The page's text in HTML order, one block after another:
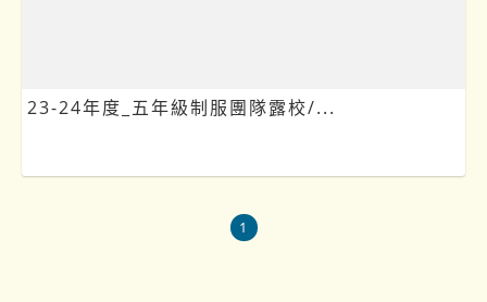
23-24年度_五年級制服團隊露校/...
1